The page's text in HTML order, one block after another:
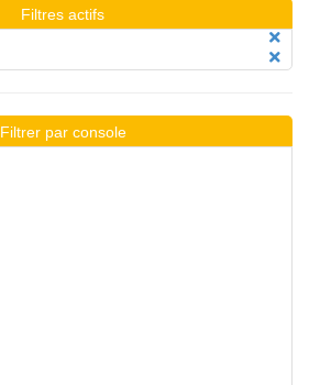
Filtres actifs
Filtrer par console